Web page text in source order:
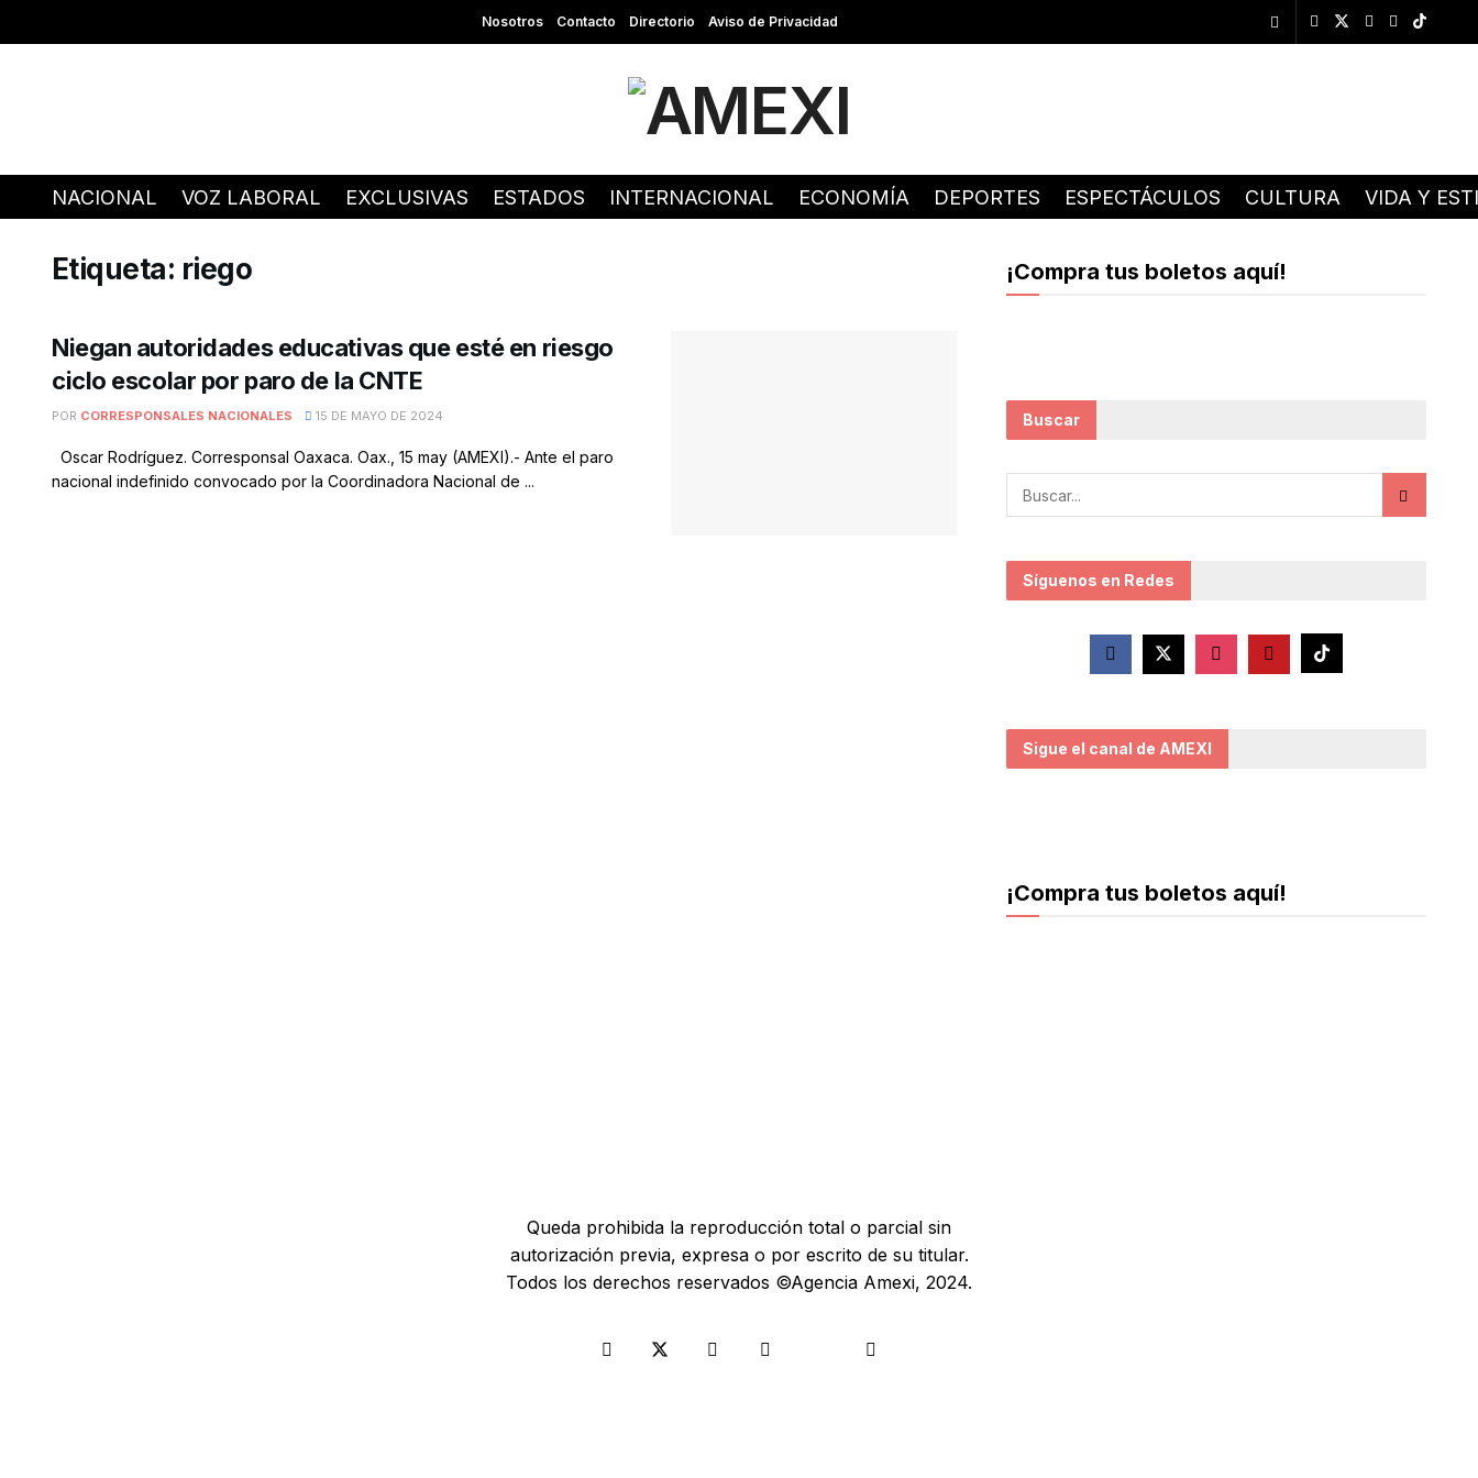
Nosotros Contacto Directorio Aviso de Privacidad
NACIONAL VOZ LABORAL EXCLUSIVAS ESTADOS INTERNACIONAL ECONOMÍA DEPORTES ESPECTÁCULOS CULTURA VIDA Y
Etiqueta: riego
Niegan autoridades educativas que esté en riesgo
ciclo escolar por paro de la CNTE
POR CORRESPONSALES NACIONALES 15 DE MAYO DE 2024
Oscar Rodríguez. Corresponsal Oaxaca. Oax., 15 may (AMEXI).- Ante el paro
nacional indefinido convocado por la Coordinadora Nacional de ...
¡Compra tus boletos aquí!
Buscar
Síguenos en Redes
Sigue el canal de AMEXI
¡Compra tus boletos aquí!
Queda prohibida la reproducción total o parcial sin
autorización previa, expresa o por escrito de su titular.
Todos los derechos reservados ©Agencia Amexi, 2024.